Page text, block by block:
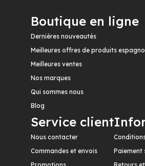
Boutique en ligne
Dernières nouveautés
Meilleures offres de produits
Meilleures ventes
Nos marques
Qui sommes nous
Blog
Service client
Nous contacter
Commandes et envois
Paiement